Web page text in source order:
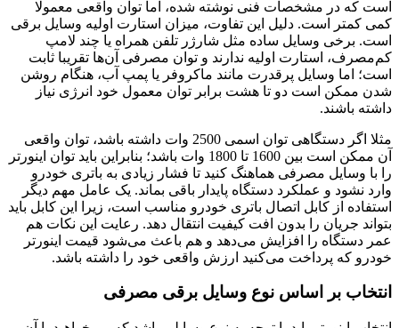
است که در مشخصات فنی نوشته شده، اما توان واقعی معمولا
کمی کمتر است. دلیل این تفاوت، میزان استارت اولیه وسایل برقی
است. برخی وسایل ساده مثل شارژر تلفن همراه یا چند لامپ
کم‌مصرف، استارت اولیه ندارند و توان مصرفی آن‌ها تقریبا ثابت
است؛ اما وسایل پرقدرت مانند ماکروفر یا پمپ آب، هنگام روشن
شدن ممکن است دو تا هشت برابر توان معمول خود انرژی نیاز
داشته باشند.
مثلا اگر دستگاهی توان اسمی 2500 وات داشته باشد، توان واقعی
آن ممکن است بین 1600 تا 1800 وات باشد؛ بنابراین باید توان اینورتر
را با وسایل مصرفی هماهنگ کنید تا فشار زیادی به باتری خودرو
وارد نشود و عملکرد دستگاه پایدار باقی بماند. یک عامل مهم دیگر
استفاده از کابل اتصال باتری خودرو مناسب است، زیرا این کابل باید
بتواند جریان را بدون افت کیفیت انتقال دهد. رعایت این نکات هم
عمر دستگاه را افزایش می‌دهد و هم باعث می‌شود قیمت اینورتر
خودرو که پرداخت می‌کنید ارزش واقعی خود را داشته باشد.
انتخاب بر اساس نوع وسایل برقی مصرفی